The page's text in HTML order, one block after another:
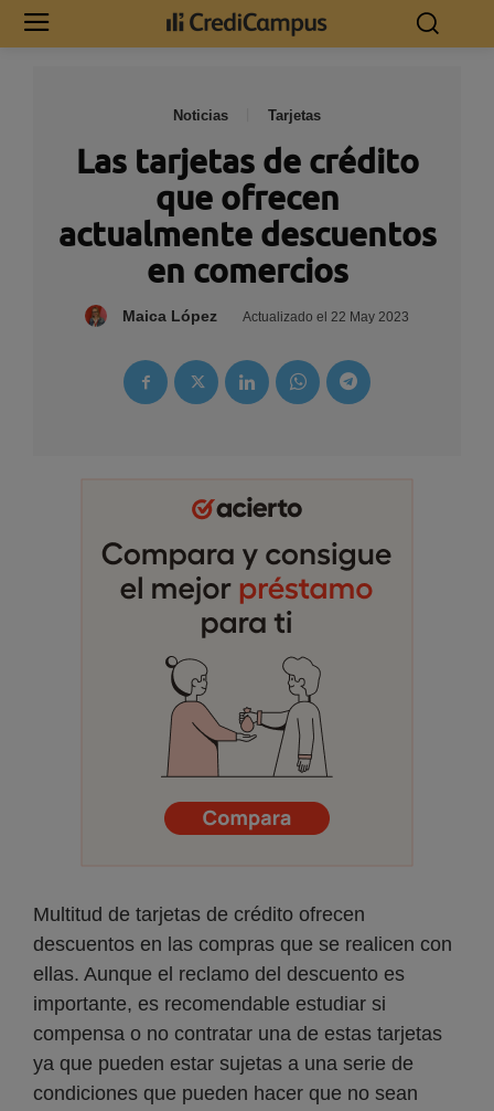
Noticias Tarjetas
Las tarjetas de crédito
que ofrecen
actualmente descuentos
en comercios
Maica López Actualizado el 22 May 2023
Multitud de tarjetas de crédito ofrecen
descuentos en las compras que se realicen con
ellas. Aunque el reclamo del descuento es
importante, es recomendable estudiar si
compensa o no contratar una de estas tarjetas
ya que pueden estar sujetas a una serie de
condiciones que pueden hacer que no sean